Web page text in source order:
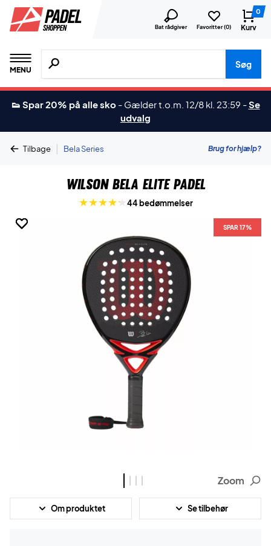
Bat rådgiver Favoritter (0)
0
Kurv
MENU
Søg efter produkter, mærker etc.
Søg
👟 Spar 20% på alle sko - Gælder t.o.m. 12/8 kl. 23:59 -Se
udvalg
Tilbage | Bela Series Brug for hjælp?
Wilson Bela Elite Padel
44 bedømmelser
SPAR 17%
SPAR 17%
SPAR 17%
SPAR 17%
Zoom
Om produktet Se tilbehør